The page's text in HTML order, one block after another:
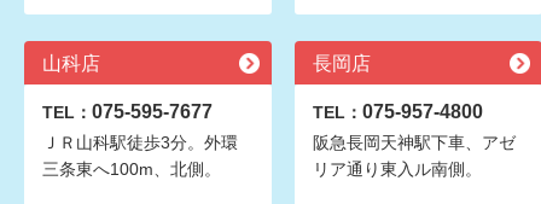
山科店
TEL： 075-595-7677
ＪＲ山科駅徒歩3分。外環
三条東へ100m、北側。
長岡店
TEL： 075-957-4800
阪急長岡天神駅下車、アゼ
リア通り東入ル南側。